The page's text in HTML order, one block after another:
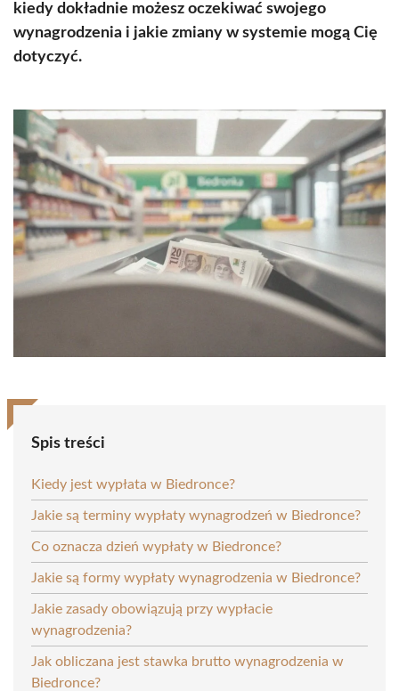
kiedy dokładnie możesz oczekiwać swojego
wynagrodzenia i jakie zmiany w systemie mogą Cię
dotyczyć.
Spis treści
Kiedy jest wypłata w Biedronce?
Jakie są terminy wypłaty wynagrodzeń w Biedronce?
Co oznacza dzień wypłaty w Biedronce?
Jakie są formy wypłaty wynagrodzenia w Biedronce?
Jakie zasady obowiązują przy wypłacie
wynagrodzenia?
Jak obliczana jest stawka brutto wynagrodzenia w
Biedronce?